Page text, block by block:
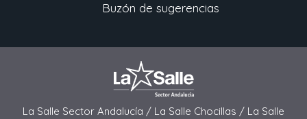
Buzón de sugerencias
La Salle Sector Andalucía / La Salle Chocillas / La Salle